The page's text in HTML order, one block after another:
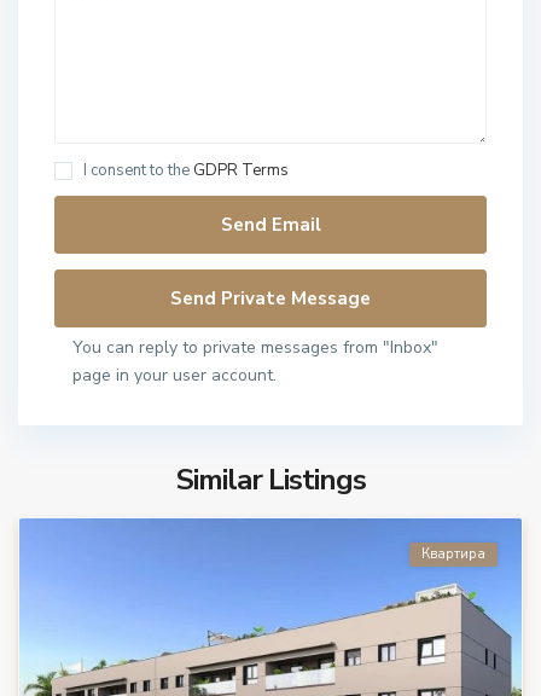
I consent to the GDPR Terms
You can reply to private messages from "Inbox"
page in your user account.
Similar Listings
Квартира